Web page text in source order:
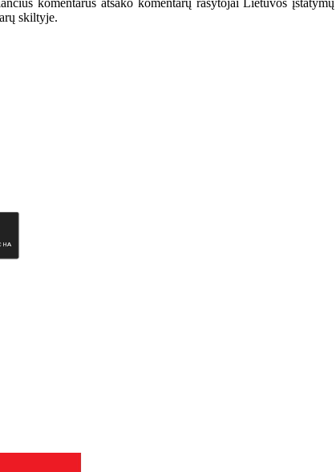
skiltyje.